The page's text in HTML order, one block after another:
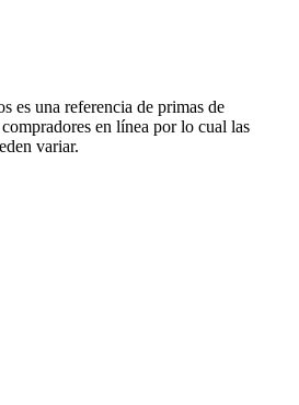
es una referencia de primas de
en línea por lo cual las
variar.